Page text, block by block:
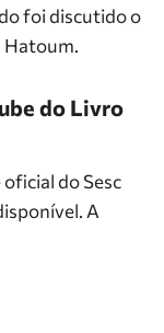
foi discutido o
Hatoum.
do Livro
do Sesc
A